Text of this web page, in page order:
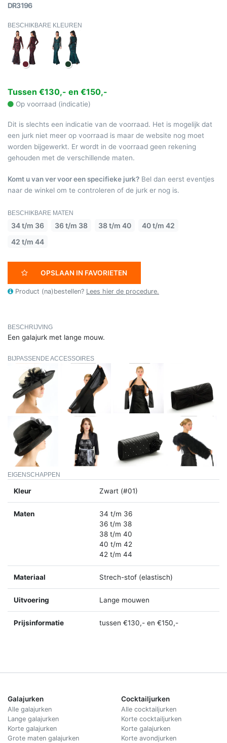
DR3196
BESCHIKBARE KLEUREN
Tussen €130,- en €150,-
Op voorraad (indicatie)
Dit is slechts een indicatie van de voorraad. Het is mogelijk dat
een jurk niet meer op voorraad is maar de website nog moet
worden bijgewerkt. Er wordt in de voorraad geen rekening
gehouden met de verschillende maten.
Komt u van ver voor een specifieke jurk? Bel dan eerst eventjes
naar de winkel om te controleren of de jurk er nog is.
BESCHIKBARE MATEN
34 t/m 36 36 t/m 38 38 t/m 40
40 t/m 42
42 t/m 44
OPSLAAN IN FAVORIETEN
Product (na)bestellen? Lees hier de procedure.
BESCHRIJVING
Een galajurk met lange mouw.
BIJPASSENDE ACCESSOIRES
EIGENSCHAPPEN
Kleur Zwart (#01)
Maten
34 t/m 36
36 t/m 38
38 t/m 40
40 t/m 42
42 t/m 44
Materiaal Strech-stof (elastisch)
Uitvoering Lange mouwen
Prijsinformatie tussen €130,- en €150,-
Galajurken
Alle galajurken
Lange galajurken
Korte galajurken
Grote maten galajurken
Cocktailjurken
Alle cocktailjurken
Korte cocktailjurken
Korte galajurken
Korte avondjurken